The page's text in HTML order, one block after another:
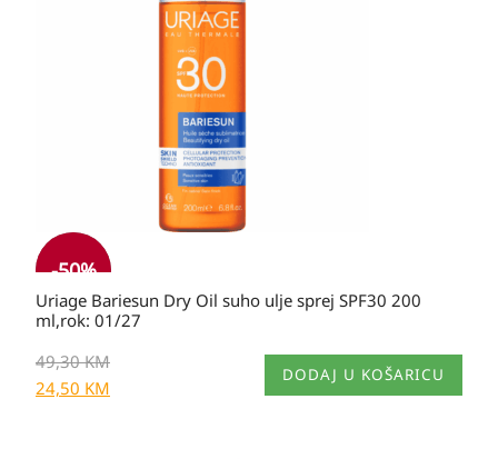
-50%
Uriage Bariesun Dry Oil suho ulje sprej SPF30 200
ml,rok: 01/27
49,30KM
24,50 KM
DODAJ U KOŠARICU